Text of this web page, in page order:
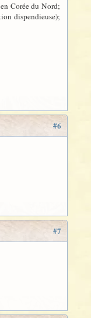
Corée du Nord;
dispendieuse);
#6
#7